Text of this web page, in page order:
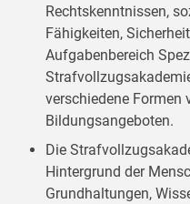
Rechtskenntnissen,
Fähigkeiten,
Aufgabenbereich
verschiedene Formen
Bildungsangeboten.
Die
Hintergrund der
Grundhaltungen,